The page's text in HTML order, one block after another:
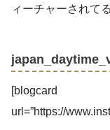
ィーチャーされてる
[blogcard
url=”https://